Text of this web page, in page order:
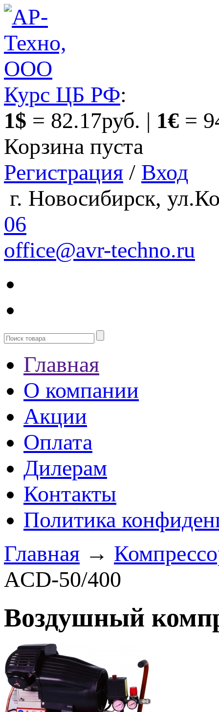
Курс ЦБ РФ:
1$ = 82.17руб. | 1€ =
Корзина пуста
Регистрация / Вход
г. Новосибирск,
06
office@avr-techno.ru
Главная
О компании
Акции
Оплата
Дилерам
Контакты
Политика
Главная →
ACD-50/400
Воздушный